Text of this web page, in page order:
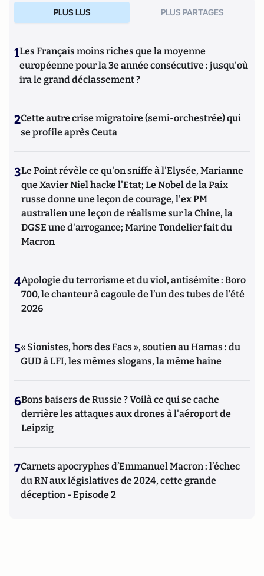
PLUS LUS PLUS PARTAGES
1Les Français moins riches que la moyenne
européenne pour la 3e année consécutive : jusqu'où
ira le grand déclassement ?
2Cette autre crise migratoire (semi-orchestrée) qui
se profile après Ceuta
3Le Point révèle ce qu'on sniffe à l'Elysée, Marianne
que Xavier Niel hacke l'Etat; Le Nobel de la Paix
russe donne une leçon de courage, l'ex PM
australien une leçon de réalisme sur la Chine, la
DGSE une d'arrogance; Marine Tondelier fait du
Macron
4Apologie du terrorisme et du viol, antisémite : Boro
700, le chanteur à cagoule de l’un des tubes de l’été
2026
5« Sionistes, hors des Facs », soutien au Hamas : du
GUD à LFI, les mêmes slogans, la même haine
6Bons baisers de Russie ? Voilà ce qui se cache
derrière les attaques aux drones à l'aéroport de
Leipzig
7Carnets apocryphes d’Emmanuel Macron : l’échec
du RN aux législatives de 2024, cette grande
déception - Episode 2